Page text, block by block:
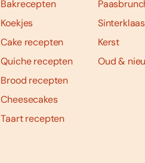
Bakrecepten
Koekjes
Cake recepten
Quiche recepten
Brood recepten
Cheesecakes
Taart recepten
Sinterklaas
Kerst
Oud &